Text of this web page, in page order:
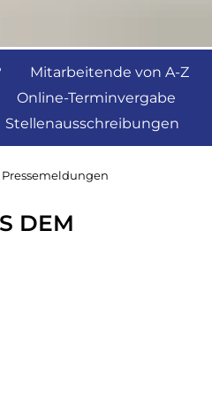
Mitarbeitende von A-Z
Online-Terminvergabe
Stellenausschreibungen
Pressemeldungen
DEM